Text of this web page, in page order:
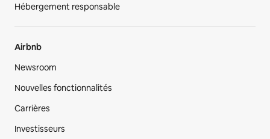
Hébergement responsable
Airbnb
Newsroom
Nouvelles fonctionnalités
Carrières
Investisseurs